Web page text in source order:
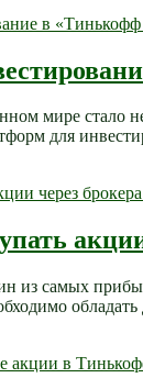
мире стало
для
из самых